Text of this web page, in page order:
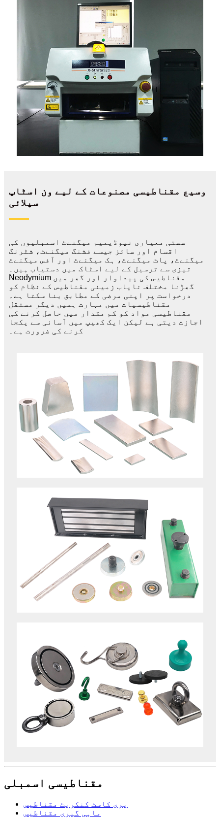
وسیع مقناطیسی مصنوعات کے لیے ون اسٹاپ
سپلائی
سستی معیاری نیوڈیمیم میگنےٹ اسمبلیوں کی
اقسام اور سائز جیسے فشنگ میگنےٹ، شٹرنگ
میگنےٹ، پاٹ میگنےٹ، ہک میگنےٹ اور آفس میگنےٹ
تیزی سے ترسیل کے لیے اسٹاک میں دستیاب ہیں۔
Neodymium مقناطیس کی پیداوار اور گھر میں
گھڑنا مختلف نایاب زمینی مقناطیس کے نظام کو
درخواست پر اپنی مرضی کے مطابق بنا سکتا ہے۔
مقناطیسیات میں مہارت ہمیں دیگر مستقل
مقناطیسی مواد کو کم مقدار میں حاصل کرنے کی
اجازت دیتی ہے لیکن ایک کھیپ میں آسانی سے یکجا
کرنے کی ضرورت ہے۔
مقناطیسی اسمبلی
پری کاسٹ کنکریٹ مقناطیس
ماہی گیری مقناطیس